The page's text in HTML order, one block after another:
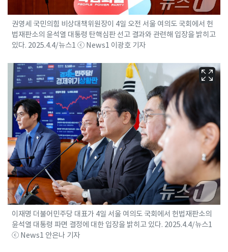
권영세 국민의힘 비상대책위원장이 4일 오전 서울 여의도 국회에서 헌
법재판소의 윤석열 대통령 탄핵심판 선고 결과와 관련해 입장을 밝히고
있다. 2025.4.4/뉴스1 ⓒ News1 이광호 기자
이재명 더불어민주당 대표가 4일 서울 여의도 국회에서 헌법재판소의
윤석열 대통령 파면 결정에 대한 입장을 밝히고 있다. 2025.4.4/뉴스1
ⓒ News1 안은나 기자